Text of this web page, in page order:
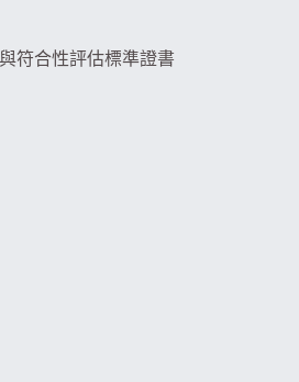
符合性評估標準證書